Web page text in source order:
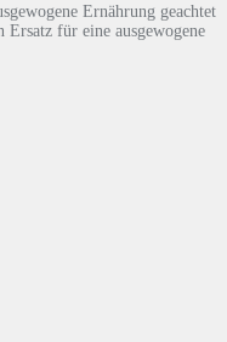
Ernährung geachtet
Ersatz für eine ausgewogene